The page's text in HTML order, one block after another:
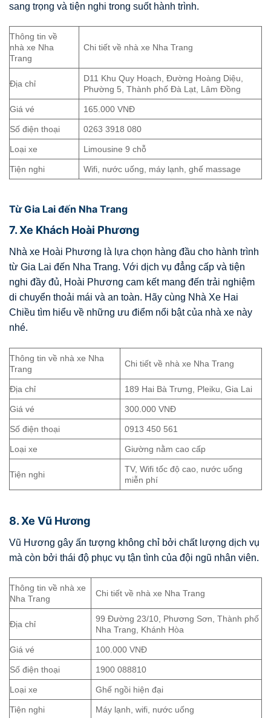
sang trọng và tiện nghi trong suốt hành trình.
Thông tin về
nhà xe Nha
Trang
Chi tiết về nhà xe Nha Trang
Địa chỉ
D11 Khu Quy Hoạch, Đường Hoàng Diệu,
Phường 5, Thành phố Đà Lạt, Lâm Đồng
Giá vé 165.000 VNĐ
Số điện thoại 0263 3918 080
Loại xe Limousine 9 chỗ
Tiện nghi Wifi, nước uống, máy lạnh, ghế massage
Từ Gia Lai đến Nha Trang
7. Xe Khách Hoài Phương
Nhà xe Hoài Phương là lựa chọn hàng đầu cho hành trình
từ Gia Lai đến Nha Trang. Với dịch vụ đẳng cấp và tiện
nghi đầy đủ, Hoài Phương cam kết mang đến trải nghiệm
di chuyển thoải mái và an toàn. Hãy cùng Nhà Xe Hai
Chiều tìm hiểu về những ưu điểm nổi bật của nhà xe này
nhé.
Thông tin về nhà xe Nha
Trang
Chi tiết về nhà xe Nha Trang
Địa chỉ 189 Hai Bà Trưng, Pleiku, Gia Lai
Giá vé 300.000 VNĐ
Số điện thoại 0913 450 561
Loại xe Giường nằm cao cấp
Tiện nghi
TV, Wifi tốc độ cao, nước uống
miễn phí
8. Xe Vũ Hương
Vũ Hương gây ấn tượng không chỉ bởi chất lượng dịch vụ
mà còn bởi thái độ phục vụ tận tình của đội ngũ nhân viên.
Thông tin về nhà xe
Nha Trang
Chi tiết về nhà xe Nha Trang
Địa chỉ
99 Đường 23/10, Phương Sơn, Thành phố
Nha Trang, Khánh Hòa
Giá vé 100.000 VNĐ
Số điện thoại 1900 088810
Loại xe Ghế ngồi hiện đại
Tiện nghi Máy lạnh, wifi, nước uống